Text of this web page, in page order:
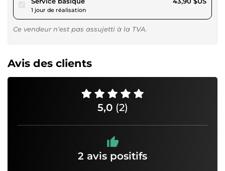
1 jour de réalisation
Ce vendeur n’est pas assujetti à la TVA.
Avis des clients
5,0 (2)
2 avis positifs